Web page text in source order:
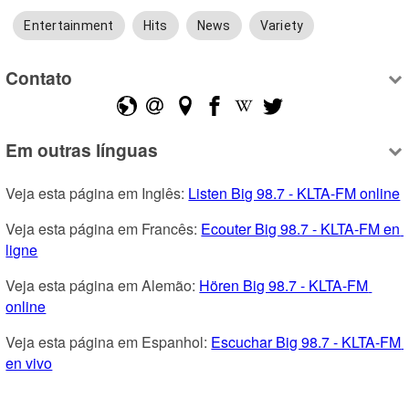
Entertainment Hits News Variety
Contato
Em outras línguas
Veja esta página em Inglês: Listen Big 98.7 - KLTA-FM online
Veja esta página em Francês: Ecouter Big 98.7 - KLTA-FM en
ligne
Veja esta página em Alemão: Hören Big 98.7 - KLTA-FM
online
Veja esta página em Espanhol: Escuchar Big 98.7 - KLTA-FM
en vivo